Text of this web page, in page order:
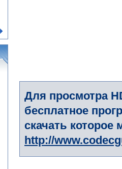
Для просмотра
бесплатное
скачать
http://